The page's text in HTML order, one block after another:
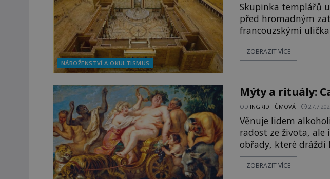
NÁBOŽENSTVÍ A OKULTISMUS
Skupinka templářů
před hromadným
francouzskými
přístavu. Jeden z
tajemným obsahem. Kapitán lodi už na ně čeká.
kapitáne?“ zeptá se
ZOBRAZIT VÍCE
Mýty a rituály:
OD INGRID TŮMOVÁ
Věnuje lidem
radost ze života,
obřady, které dráždí
dnešních dní. Co
jemuž Římané říkají Bakchus?
ZOBRAZIT VÍCE